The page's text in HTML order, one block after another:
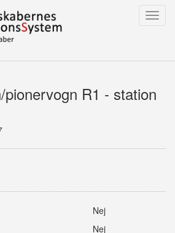
pionervogn R1 - station
Nej
Nej